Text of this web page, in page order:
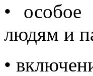
•
людям и
•